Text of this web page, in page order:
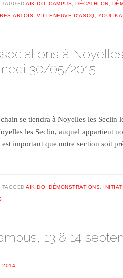
TAGGEDAÏKIDO,CAMPUS,DÉCATHLON,
ARTOIS,VILLENEUVE D'ASCQ,
à
30/05/2015
se tiendra à Noyelles les Seclin
les Seclin, auquel appartient
important que notre section soit
TAGGEDAÏKIDO ,DÉMONSTRATIONS
13 & 14
2014